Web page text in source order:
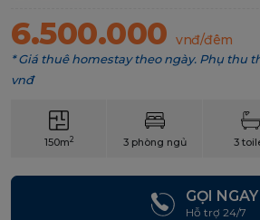
6.500.000 vnđ/đêm
* Giá thuê homestay theo ngày. Phụ thu
vnđ
150m2 3 phòng ngủ 3
GỌI NGAY
Hỗ trợ 24/7